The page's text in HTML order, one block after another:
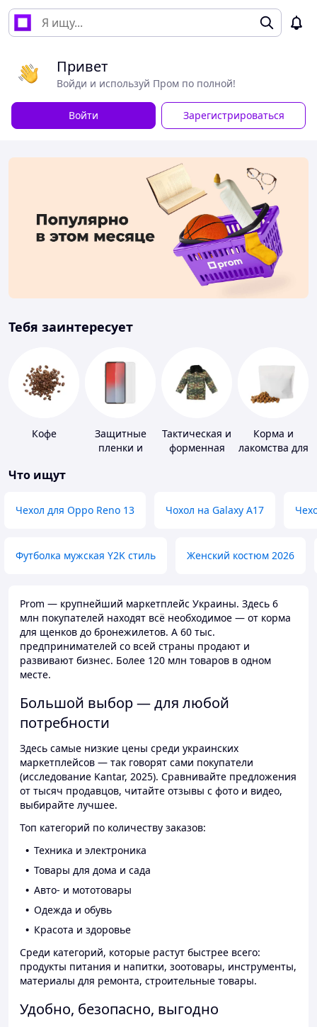
Привет
Войди и используй Пром по полной!
Войти Зарегистрироваться
Тебя заинтересует
Кофе
Защитные
пленки и
Тактическая и
форменная
Корма и
лакомства для
Что ищут
Чехол для Oppo Reno 13 Чохол на Galaxy A17
Футболка мужская Y2K стиль Женский костюм 2026
Prom — крупнейший маркетплейс Украины. Здесь 6
млн покупателей находят всё необходимое — от корма
для щенков до бронежилетов. А 60 тыс.
предпринимателей со всей страны продают и
развивают бизнес. Более 120 млн товаров в одном
месте.
Большой выбор — для любой
потребности
Здесь самые низкие цены среди украинских
маркетплейсов — так говорят сами покупатели
(исследование Kantar, 2025). Сравнивайте предложения
от тысяч продавцов, читайте отзывы с фото и видео,
выбирайте лучшее.
Топ категорий по количеству заказов:
Техника и электроника
Товары для дома и сада
Авто- и мототовары
Одежда и обувь
Красота и здоровье
Среди категорий, которые растут быстрее всего:
продукты питания и напитки, зоотовары, инструменты,
материалы для ремонта, строительные товары.
Удобно, безопасно, выгодно